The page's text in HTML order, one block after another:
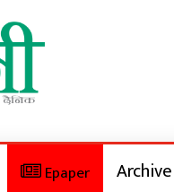
Epaper Archive